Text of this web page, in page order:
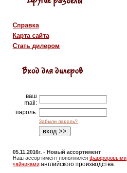
Справка
Карта сайта
Стать дилером
ваш
mail:
пароль:
Забыли пароль?
05.11.2016г. - Новый ассортимент
Наш ассортимент пополнился фарфоровыми
чайниками английского производства.